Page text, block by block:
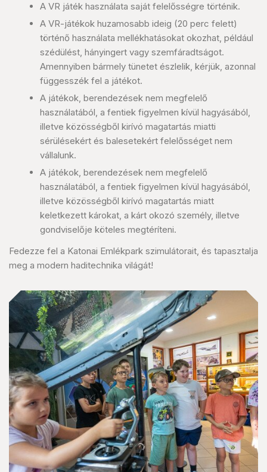
A VR játék használata saját felelősségre történik.
A VR-játékok huzamosabb ideig (20 perc felett)
történő használata mellékhatásokat okozhat, például
szédülést, hányingert vagy szemfáradtságot.
Amennyiben bármely tünetet észlelik, kérjük, azonnal
függesszék fel a játékot.
A játékok, berendezések nem megfelelő
használatából, a fentiek figyelmen kívül hagyásából,
illetve közösségből kirívó magatartás miatti
sérülésekért és balesetekért felelősséget nem
vállalunk.
A játékok, berendezések nem megfelelő
használatából, a fentiek figyelmen kívül hagyásából,
illetve közösségből kirívó magatartás miatt
keletkezett károkat, a kárt okozó személy, illetve
gondviselője köteles megtéríteni.
Fedezze fel a Katonai Emlékpark szimulátorait, és tapasztalja
meg a modern haditechnika világát!